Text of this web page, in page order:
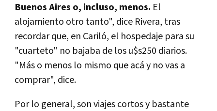
Buenos Aires o, incluso, menos. El
alojamiento otro tanto", dice Rivera, tras
recordar que, en Cariló, el hospedaje para su
"cuarteto" no bajaba de los u$s250 diarios.
"Más o menos lo mismo que acá y no vas a
comprar", dice.
Por lo general, son viajes cortos y bastante